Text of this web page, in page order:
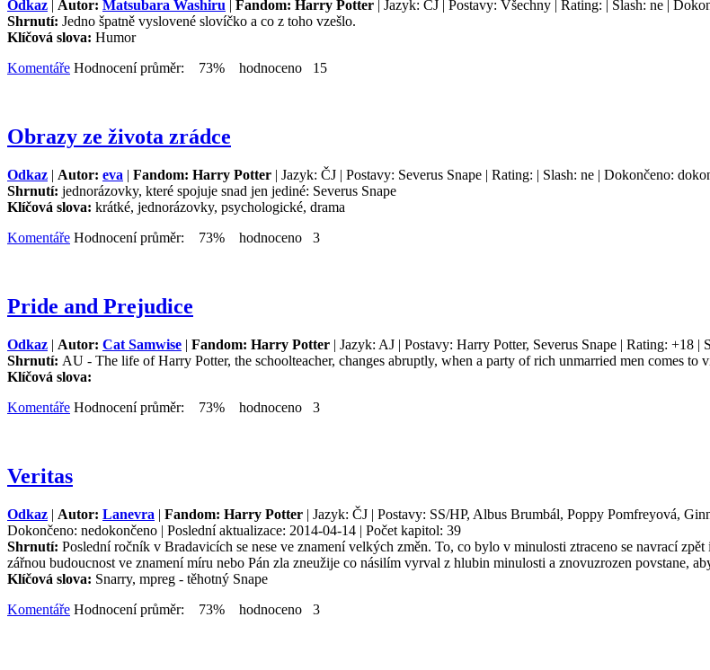
Odkaz | Autor: Matsubara Washiru | Fandom: Harry Potter | Jazyk: ČJ | Postavy: Všechny | Rating: | Slash: ne |
Shrnutí: Jedno špatně vyslovené slovíčko a co z toho vzešlo.
Klíčová slova: Humor
Komentáře Hodnocení průměr: 73% hodnoceno 15
Obrazy ze života zrádce
Odkaz | Autor: eva | Fandom: Harry Potter | Jazyk: ČJ | Postavy: Severus Snape | Rating: | Slash: ne | Dokončeno:
Shrnutí: jednorázovky, které spojuje snad jen jediné: Severus Snape
Klíčová slova: krátké, jednorázovky, psychologické, drama
Komentáře Hodnocení průměr: 73% hodnoceno 3
Pride and Prejudice
Odkaz | Autor: Cat Samwise | Fandom: Harry Potter | Jazyk: AJ | Postavy: Harry Potter, Severus Snape | Rating: +18
Shrnutí: AU - The life of Harry Potter, the schoolteacher, changes abruptly, when a party of rich unmarried men comes
Klíčová slova:
Komentáře Hodnocení průměr: 73% hodnoceno 3
Veritas
Odkaz | Autor: Lanevra | Fandom: Harry Potter | Jazyk: ČJ | Postavy: SS/HP, Albus Brumbál, Poppy Pomfreyová,
Dokončeno: nedokončeno | Poslední aktualizace: 2014-04-14 | Počet kapitol: 39
Shrnutí: Poslední ročník v Bradavicích se nese ve znamení velkých změn. To, co bylo v minulosti ztraceno se navrací
zářnou budoucnost ve znamení míru nebo Pán zla zneužije co násilím vyrval z hlubin minulosti a znovuzrozen povstane,
Klíčová slova: Snarry, mpreg - těhotný Snape
Komentáře Hodnocení průměr: 73% hodnoceno 3